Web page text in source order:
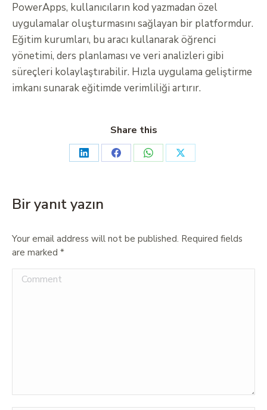
PowerApps, kullanıcıların kod yazmadan özel
uygulamalar oluşturmasını sağlayan bir platformdur.
Eğitim kurumları, bu aracı kullanarak öğrenci
yönetimi, ders planlaması ve veri analizleri gibi
süreçleri kolaylaştırabilir. Hızla uygulama geliştirme
imkanı sunarak eğitimde verimliliği artırır.
Share this
Bir yanıt yazın
Your email address will not be published. Required fields
are marked *
Comment